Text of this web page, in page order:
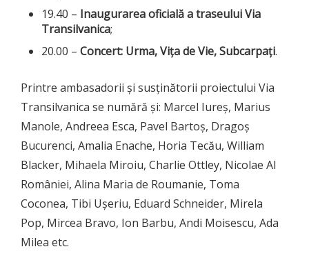
19.40 – Inaugurarea oficială a traseului Via
Transilvanica;
20.00 – Concert: Urma, Vița de Vie, Subcarpați.
Printre ambasadorii și susținătorii proiectului Via
Transilvanica se numără și: Marcel Iureș, Marius
Manole, Andreea Esca, Pavel Bartoș, Dragoș
Bucurenci, Amalia Enache, Horia Tecău, William
Blacker, Mihaela Miroiu, Charlie Ottley, Nicolae Al
României, Alina Maria de Roumanie, Toma
Coconea, Tibi Ușeriu, Eduard Schneider, Mirela
Pop, Mircea Bravo, Ion Barbu, Andi Moisescu, Ada
Milea etc.